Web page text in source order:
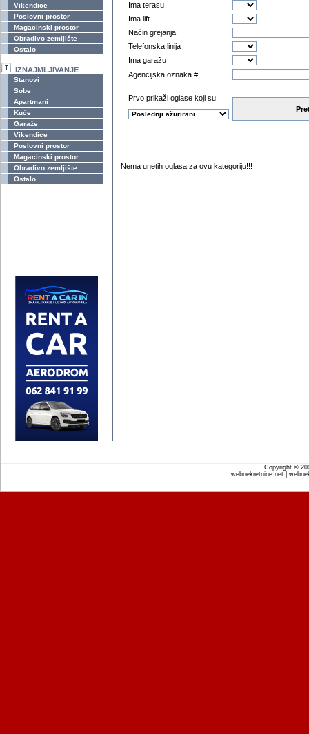
Vikendice
Poslovni prostor
Magacinski prostor
Obradivo zemljište
Ostalo
IZNAJMLJIVANJE
Stanovi
Sobe
Apartmani
Kuće
Garaže
Vikendice
Poslovni prostor
Magacinski prostor
Obradivo zemljište
Ostalo
Ima terasu
Ima lift
Način grejanja
Telefonska linija
Ima garažu
Agencijska oznaka #
Prvo prikaži oglase koji su:
Nema unetih oglasa za ovu kategoriju!!!
Copyright ©
webnekretnine.net |